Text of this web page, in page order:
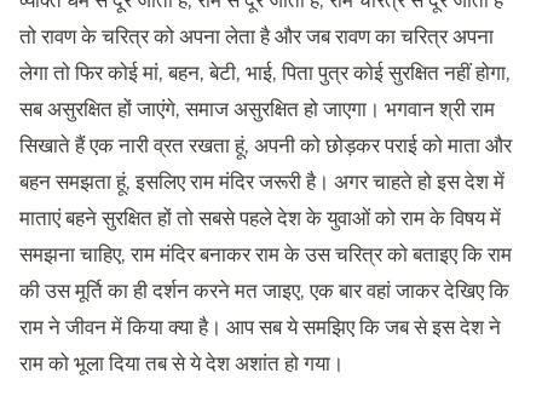
तो रावण के चरित्र को अपना लेता है और जब रावण का चरित्र अपना
लेगा तो फिर कोई मां, बहन, बेटी, भाई, पिता पुत्र कोई सुरक्षित नहीं होगा,
सब असुरक्षित हों जाएंगे, समाज असुरक्षित हो जाएगा। भगवान श्री राम
सिखाते हैं एक नारी व्रत रखता हूं, अपनी को छोड़कर पराई को माता और
बहन समझता हूं, इसलिए राम मंदिर जरूरी है। अगर चाहते हो इस देश में
माताएं बहने सुरक्षित हों तो सबसे पहले देश के युवाओं को राम के विषय में
समझना चाहिए, राम मंदिर बनाकर राम के उस चरित्र को बताइए कि राम
की उस मूर्ति का ही दर्शन करने मत जाइए, एक बार वहां जाकर देखिए कि
राम ने जीवन में किया क्या है। आप सब ये समझिए कि जब से इस देश ने
राम को भूला दिया तब से ये देश अशांत हो गया।